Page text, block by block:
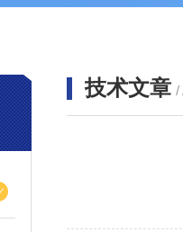
技术文章 /